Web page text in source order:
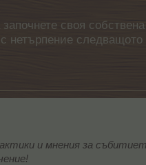
своя
нетърпение
и мнения за